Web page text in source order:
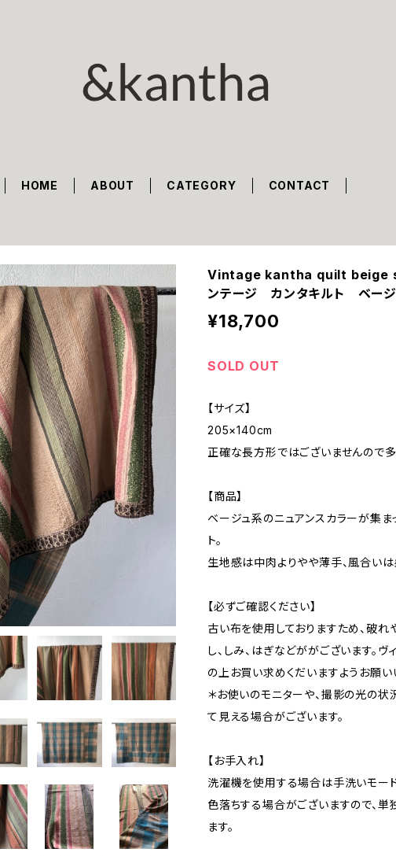
HOME ABOUT CATEGORY CONTACT
Vintage kantha quilt beige
ンテージ カンタキルト ベージ
¥18,700
SOLD OUT
【サイズ】
205×140cm
正確な長方形ではございませんので
【商品】
ベージュ系のニュアンスカラーが集ま
ト。
生地感は中肉よりやや薄手、風合いは
【必ずご確認ください】
古い布を使用しておりますため、破れ
し、しみ、はぎなどががございます。
の上お買い求めくだいますようお願い
＊お使いのモニターや、撮影の光の
て見える場合がございます。
【お手入れ】
洗濯機を使用する場合は手洗いモー
色落ちする場合がございますので、
ます。